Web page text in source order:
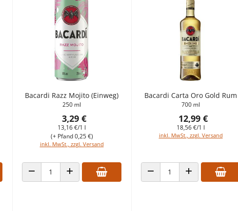
Bacardi Razz Mojito (Einweg)
250 ml
3,29 €
13,16 €/1 l
inkl. MwSt., zzgl. Versand
(+ Pfand 0,25 €)
ANZAHL VERRINGERNANZAHL ERHÖHEN
Bacardi Carta Oro Gold Rum
700 ml
12,99 €
18,56 €/1 l
inkl. MwSt., zzgl. Versand
ANZAHL VERRINGERNANZAHL ERHÖHEN